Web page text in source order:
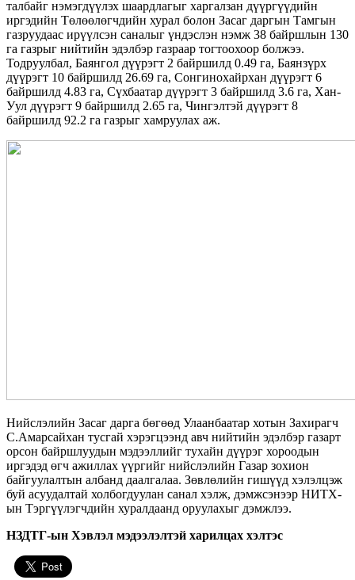
талбайг нэмэгдүүлэх шаардлагыг харгалзан дүүргүүдийн
иргэдийн Төлөөлөгчдийн хурал болон Засаг даргын Тамгын
газруудаас ирүүлсэн саналыг үндэслэн нэмж 38 байршлын 130
га газрыг нийтийн эдэлбэр газраар тогтоохоор болжээ.
Тодруулбал, Баянгол дүүрэгт 2 байршилд 0.49 га, Баянзүрх
дүүрэгт 10 байршилд 26.69 га, Сонгинохайрхан дүүрэгт 6
байршилд 4.83 га, Сүхбаатар дүүрэгт 3 байршилд 3.6 га, Хан-
Уул дүүрэгт 9 байршилд 2.65 га, Чингэлтэй дүүрэгт 8
байршилд 92.2 га газрыг хамруулах аж.
Нийслэлийн Засаг дарга бөгөөд Улаанбаатар хотын Захирагч
С.Амарсайхан тусгай хэрэгцээнд авч нийтийн эдэлбэр газарт
орсон байршлуудын мэдээллийг тухайн дүүрэг хороодын
иргэдэд өгч ажиллах үүргийг нийслэлийн Газар зохион
байгуулалтын албанд даалгалаа. Зөвлөлийн гишүүд хэлэлцэж
буй асуудалтай холбогдуулан санал хэлж, дэмжсэнээр НИТХ-
ын Тэргүүлэгчдийн хуралдаанд оруулахыг дэмжлээ.
НЗДТГ-ын Хэвлэл мэдээлэлтэй харилцах хэлтэс